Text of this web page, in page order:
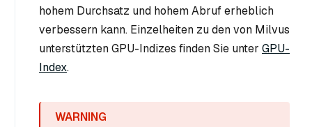
hohem Durchsatz und hohem Abruf erheblich
verbessern kann. Einzelheiten zu den von Milvus
unterstützten GPU-Indizes finden Sie unter GPU-
Index.